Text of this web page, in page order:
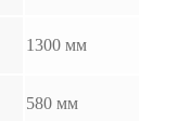
1300 мм
580 мм